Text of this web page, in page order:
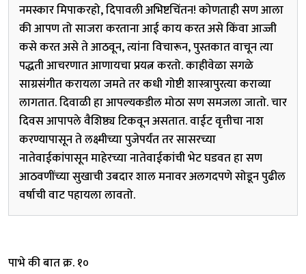
नमस्कार मिपाकरहो, दिपावली अभिष्टचिंतन! कोणताही सण आला
की आपण तो साजरा करताना आई काय करत असे किंवा आज्जी
कसे करत असे ते आठवून, त्यांना विचारून, पुस्तकात वाचून त्या
पद्धती आचरणात आणायचा प्रयत्न करतो. काहीवेळा सगळे
साग्रसंगीत करायला जमते तर कधी गोष्टी शास्त्रापुरत्या कराव्या
लागतात. दिवाळी हा आपल्यकडील मोठा सण समजला जातो. चार
दिवस आपापले वैशिष्ठ्य टिकवून असतात. वाईट वृत्तीचा नाश
करण्यापासून ते लक्ष्मीच्या पुजेपर्यंत तर सासरच्या
नातेवाईकांपासून माहेरच्या नातेवाईकांची भेट घडवत हा सण
आठवणींच्या सुखाची उबदार शाल मनावर अलगदपणे सोडून पुढील
वर्षाची वाट पहायला लावतो.
पाभे की बात क्र. १०